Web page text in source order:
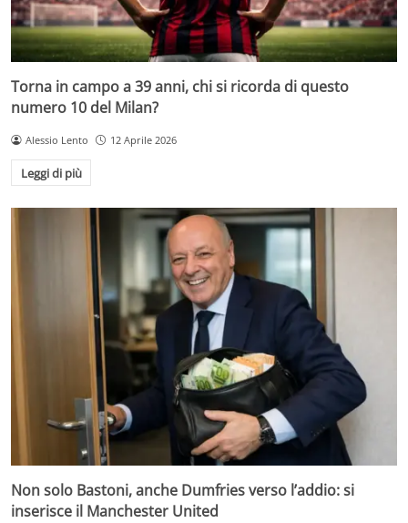
Torna in campo a 39 anni, chi si ricorda di questo
numero 10 del Milan?
Alessio Lento 12 Aprile 2026
Leggi di più
Non solo Bastoni, anche Dumfries verso l’addio: si
inserisce il Manchester United